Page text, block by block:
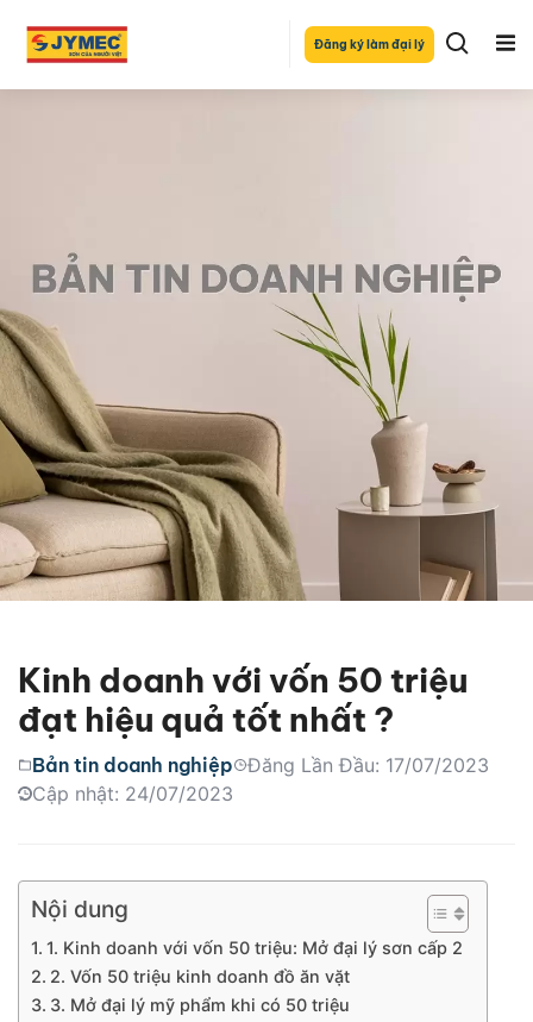
Đăng ký làm đại lý
Kinh doanh với vốn 50 triệu
đạt hiệu quả tốt nhất ?
Bản tin doanh nghiệp
Đăng Lần Đầu: 17/07/2023
Cập nhật: 24/07/2023
Nội dung
1. Kinh doanh với vốn 50 triệu: Mở đại lý sơn cấp 2
2. Vốn 50 triệu kinh doanh đồ ăn vặt
3. Mở đại lý mỹ phẩm khi có 50 triệu